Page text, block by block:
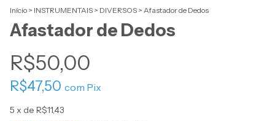
Início > INSTRUMENTAIS > DIVERSOS > Afastador de Dedos
Afastador de Dedos
R$50,00
R$47,50 com Pix
5 x de R$11,43